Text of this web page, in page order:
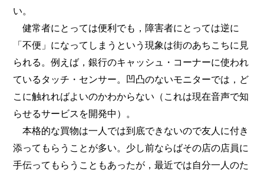
い。
健常者にとっては便利でも，障害者にとっては逆に
「不便」になってしまうという現象は街のあちこちに見
られる。例えば，銀行のキャッシュ・コーナーに使われ
ているタッチ・センサー。凹凸のないモニターでは，ど
こに触れればよいのかわからない（これは現在音声で知
らせるサービスを開発中）。
本格的な買物は一人では到底できないので友人に付き
添ってもらうことが多い。少し前ならばその店の店員に
手伝ってもらうこともあったが，最近では自分一人のた